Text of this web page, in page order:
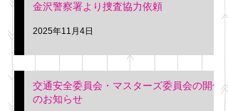
金沢警察署より捜査協力依頼
2025年11月4日
交通安全委員会・マスターズ委員会の開催
のお知らせ